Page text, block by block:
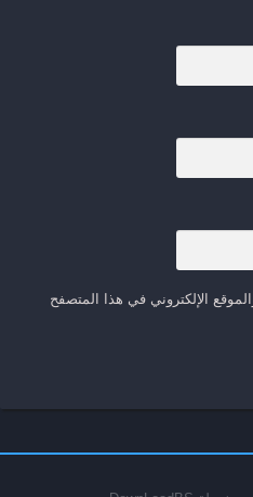
الإلكتروني في هذا المتصفح